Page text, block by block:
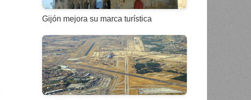
Gijón mejora su marca turística